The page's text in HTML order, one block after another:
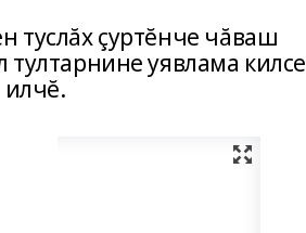
туслăх çуртĕнче чăваш
уявлама килсе